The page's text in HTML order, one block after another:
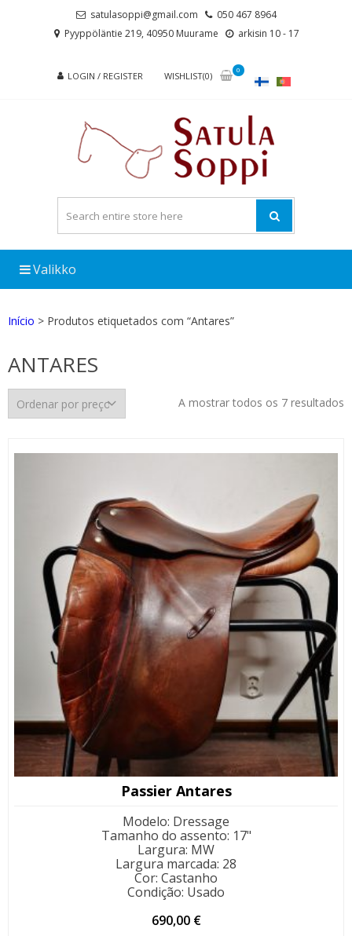
satulasoppi@gmail.com
050 467 8964
Pyyppöläntie 219, 40950 Muurame
arkisin 10 - 17
LOGIN / REGISTER WISHLIST(0)
0
Valikko
Início > Produtos etiquetados com “Antares”
ANTARES
A mostrar todos os 7 resultados
Passier Antares
Modelo: Dressage
Tamanho do assento: 17"
Largura: MW
Largura marcada: 28
Cor: Castanho
Condição: Usado
690,00 €